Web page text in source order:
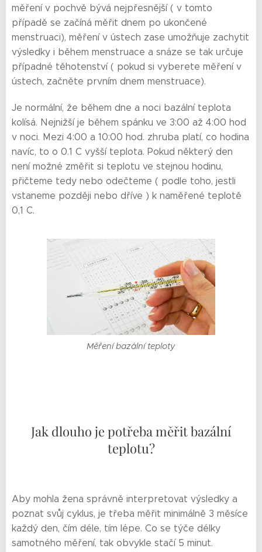
měření v pochvě bývá nejpřesnější ( v tomto
případě se začíná měřit dnem po ukončené
menstruaci), měření v ústech zase umožňuje zachytit
výsledky i během menstruace a snáze se tak určuje
případné těhotenství ( pokud si vyberete měření v
ústech, začněte prvním dnem menstruace).
Je normální, že během dne a noci bazální teplota
kolísá. Nejnižší je během spánku ve 3:00 až 4:00 hod
v noci. Mezi 4:00 a 10:00 hod. zhruba platí, co hodina
navíc, to o 0.1 C vyšší teplota. Pokud některý den
není možné změřit si teplotu ve stejnou hodinu,
přičteme tedy nebo odečteme ( podle toho, jestli
vstaneme později nebo dříve ) k naměřené teplotě
0,1 C.
Měření bazální teploty
Jak dlouho je potřeba měřit bazální
teplotu?
Aby mohla žena správně interpretovat výsledky a
poznat svůj cyklus, je třeba měřit minimálně 3 měsíce
každý den, čím déle, tím lépe. Co se týče délky
samotného měření, tak obvykle stačí 5 minut.